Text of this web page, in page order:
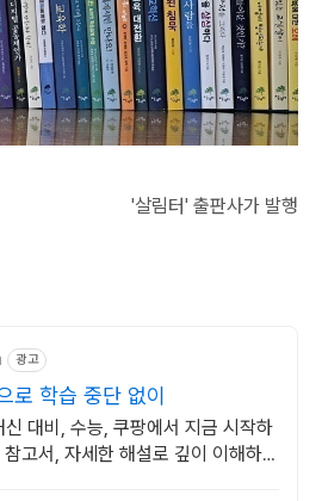
판사가 발행
광고
로 학습 중단 없이
대비, 수능, 쿠팡에서 지금 시작하
고서, 자세한 해설로 깊이 이해하세